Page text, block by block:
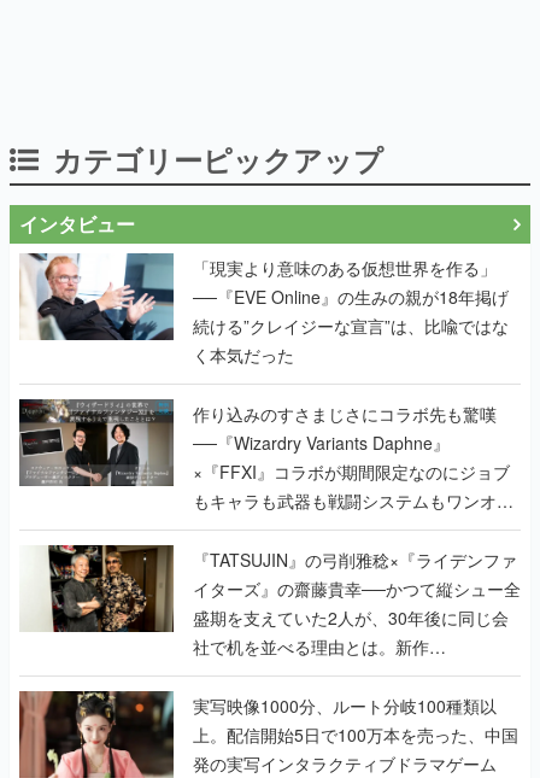
カテゴリーピックアップ
インタビュー
「現実より意味のある仮想世界を作る」
──『EVE Online』の生みの親が18年掲げ
続ける”クレイジーな宣言”は、比喩ではな
く本気だった
作り込みのすさまじさにコラボ先も驚嘆
──『Wizardry Variants Daphne』
×『FFXI』コラボが期間限定なのにジョブ
もキャラも武器も戦闘システムもワンオフ
で作り込まれた理由を両ディレクターに聞
く
『TATSUJIN』の弓削雅稔×『ライデンファ
イターズ』の齋藤貴幸──かつて縦シュー全
盛期を支えていた2人が、30年後に同じ会
社で机を並べる理由とは。新作
『TATSUJIN EXTREME』で初タッグを組
んだレジェンド2人に訊く開発秘話
実写映像1000分、ルート分岐100種類以
上。配信開始5日で100万本を売った、中国
発の実写インタラクティブドラマゲーム